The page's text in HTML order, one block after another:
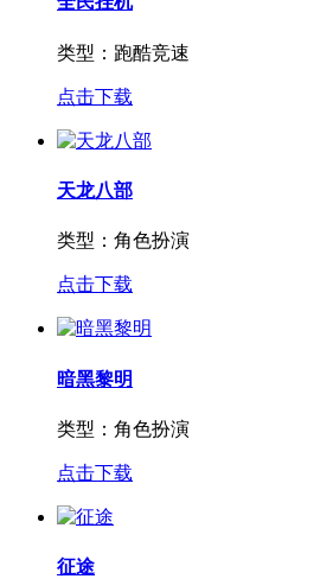
类型： 跑酷竞速
点击下载
天龙八部
类型： 角色扮演
点击下载
暗黑黎明
类型： 角色扮演
点击下载
征途